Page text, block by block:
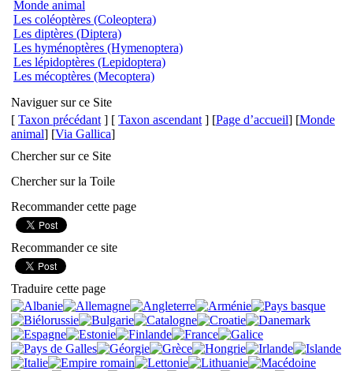
Monde animal
Les coléoptères (Coleoptera)
Les diptères (Diptera)
Les hyménoptères (Hymenoptera)
Les lépidoptères (Lepidoptera)
Les mécoptères (Mecoptera)
Naviguer sur ce Site
[ Taxon précédant ] [ Taxon ascendant ] [Page d’accueil] [Monde
animal] [Via Gallica]
Chercher sur ce Site
Chercher sur la Toile
Recommander cette page
Recommander ce site
Traduire cette page